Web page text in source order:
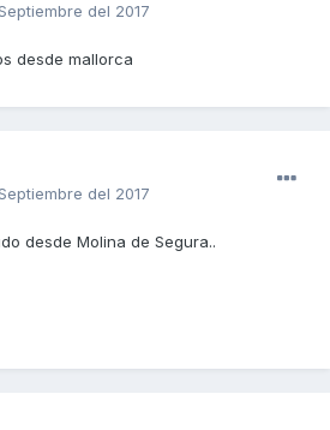
del 2017
desde mallorca
del 2017
desde Molina de Segura..